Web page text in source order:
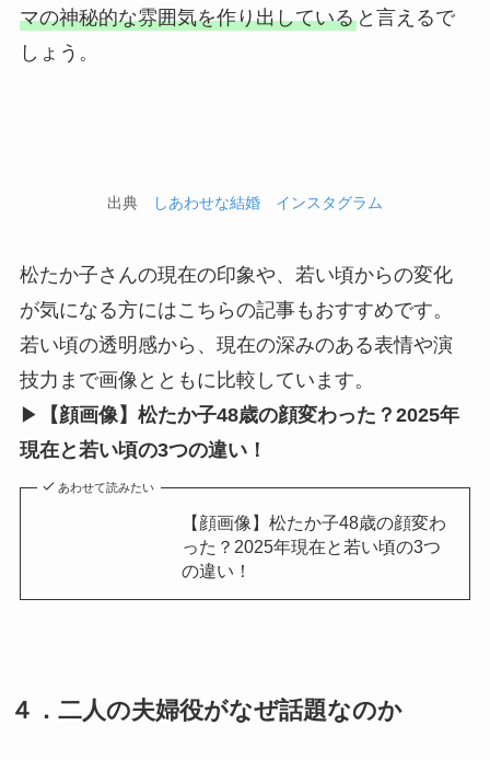
マの神秘的な雰囲気を作り出していると言えるで
しょう。
出典 しあわせな結婚 インスタグラム
松たか子さんの現在の印象や、若い頃からの変化
が気になる方にはこちらの記事もおすすめです。
若い頃の透明感から、現在の深みのある表情や演
技力まで画像とともに比較しています。
▶
【顔画像】松たか子48歳の顔変わった？2025年
現在と若い頃の3つの違い！
あわせて読みたい
【顔画像】松たか子48歳の顔変わ
った？2025年現在と若い頃の3つ
の違い！
４．二人の夫婦役がなぜ話題なのか